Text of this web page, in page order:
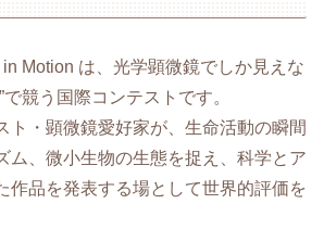
Motion は、光学顕微鏡でしか見えな
競う国際コンテストです。
ト・顕微鏡愛好家が、生命活動の瞬間
ム、微小生物の生態を捉え、科学とア
作品を発表する場として世界的評価を